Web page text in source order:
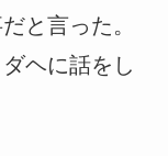
と言った。
ヘに話をし